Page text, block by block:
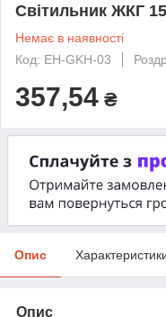
Світильник ЖКГ
Немає в наявності
Код: EH-GKH-03
357,54 ₴
Опис
Опис